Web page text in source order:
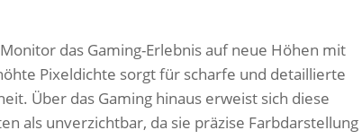
das Gaming-Erlebnis auf neue Höhen mit
Pixeldichte sorgt für scharfe und detaillierte
Über das Gaming hinaus erweist sich diese
als unverzichtbar, da sie präzise Farbdarstellung